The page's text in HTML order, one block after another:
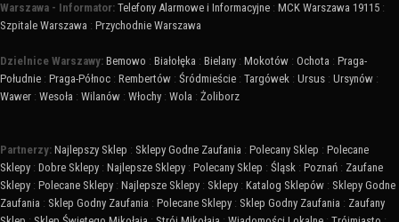
Warszawa - Informator: Telefony Alarmowe i Informacyjne : MCK Warszawa 19115 :
Szpitale Warszawa : Przychodnie Warszawa
Dzielnice Warszawy: Bemowo : Białołęka : Bielany : Mokotów : Ochota : Praga-
Południe : Praga-Północ : Rembertów : Śródmieście : Targówek : Ursus : Ursynów :
Wawer : Wesoła : Wilanów : Włochy : Wola : Żoliborz
Partnerzy: Najlepszy Sklep : Sklepy Godne Zaufania : Polecany Sklep : Polecane
Sklepy : Dobre Sklepy : Najlepsze Sklepy : Polecany Sklep : Śląsk : Poznań : Zaufane
Sklepy : Polecane Sklepy : Najlepsze Sklepy : Sklepy : Katalog Sklepów : Sklepy Godne
Zaufania : Sklep Godny Zaufania : Polecane Sklepy : Sklep Godny Zaufania : Zaufany